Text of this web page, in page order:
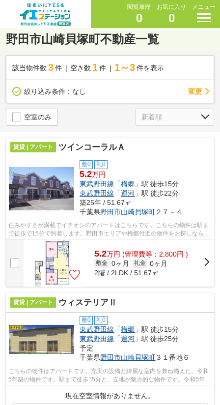
閲覧履歴
0
お気に入り
0
メニュー
野田市山崎貝塚町不動産一覧
該当物件数 3件 空き数 1 件 1～3 件を表示
絞り込み条件： なし 変更
空室のみ
賃貸 | アパート ツインコーラルＡ
敷0 礼0
5.2万円
東武野田線 「梅郷 」駅 徒歩15分
東武野田線 「運河 」駅 徒歩22分
築25年 / 51.67㎡
千葉県野田市山崎貝塚町２７－４
住みやすさが満載でイチオシのアパートはこちらです。こちらの物件は駅ま
で徒歩で15分で到着します。野田市エリアや梅郷付近の物件をお探しなら、
ぜひお任せください。当社でなら、お...
5.2万円 (管理費等：2,800円 )
敷金 0ヶ月 礼金 0ヶ月
2階 / 2LDK / 51.67㎡
賃貸 | アパート ウィステリアⅡ
敷0 礼0
東武野田線 「梅郷 」駅 徒歩15分
東武野田線 「運河 」駅 徒歩25分
予定
千葉県野田市山崎貝塚町３１番地６
こちらの物件はアパートです。充実の設備と綺麗な室内を兼ね備えた、令和
5年築の物件です。駅まで徒歩15分と、立地が魅力的な物件です。令和5年9
現在空室情報がありません。